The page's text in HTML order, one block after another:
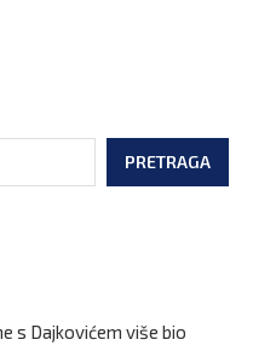
PRETRAGA
s Dajkovićem više bio